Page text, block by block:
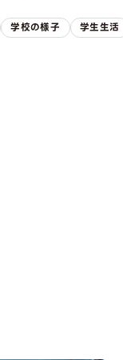
学校の様子 学生生活